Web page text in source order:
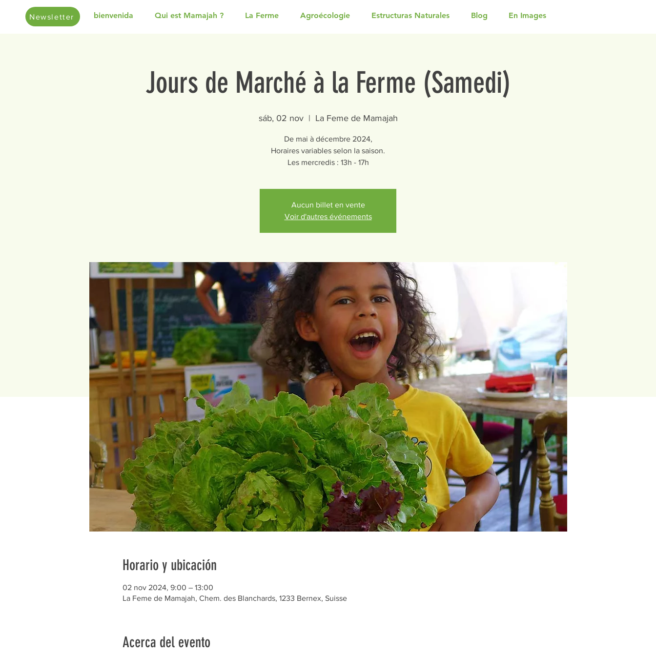
Newsletter bienvenida Qui est Mamajah ? La Ferme Agroécologie Estructuras Naturales Blog En Images
Jours de Marché à la Ferme (Samedi)
sáb, 02 nov
  |
La Feme de Mamajah
De mai à décembre 2024,
Horaires variables selon la saison.
Les mercredis : 13h - 17h
Aucun billet en vente
Voir d'autres événements
Horario y ubicación
02 nov 2024, 9:00 – 13:00
La Feme de Mamajah, Chem. des Blanchards, 1233 Bernex, Suisse
Acerca del evento